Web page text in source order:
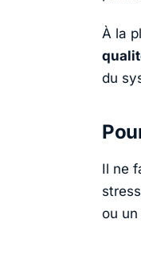
À la
du
Il ne
ou